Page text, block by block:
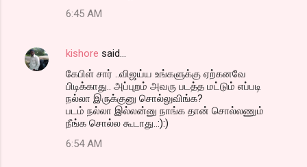
6:45 AM
kishore said…
கேபிள் சார் ..விஜய்ய உங்களுக்கு ஏற்கனவே
பிடிக்காது.. அப்புறம் அவரு படத்த மட்டும் எப்படி
நல்லா இருக்குனு சொல்லுவிங்க?
படம் நல்லா இல்லன்னு நாங்க தான் சொல்லணும்
நீங்க சொல்ல கூடாது..:):)
6:54 AM